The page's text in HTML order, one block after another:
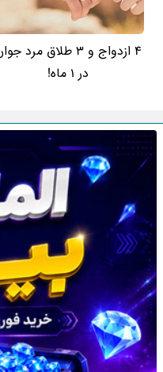
4 ازدواج و 3 طلاق مرد
در 1 ماه!